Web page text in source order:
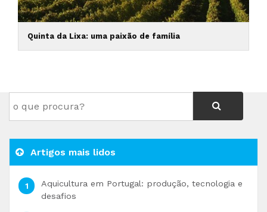
Quinta da Lixa: uma paixão de família
Artigos mais lidos
Aquicultura em Portugal: produção, tecnologia e
desafios